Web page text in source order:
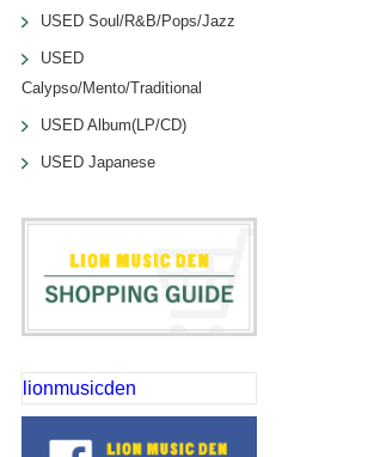
USED Soul/R&B/Pops/Jazz
USED
Calypso/Mento/Traditional
USED Album(LP/CD)
USED Japanese
lionmusicden